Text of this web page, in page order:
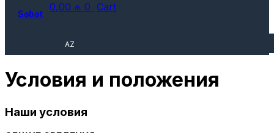
0,00 ₼ 0 Cart
Səbət
AZ
Условия и положения
Наши условия